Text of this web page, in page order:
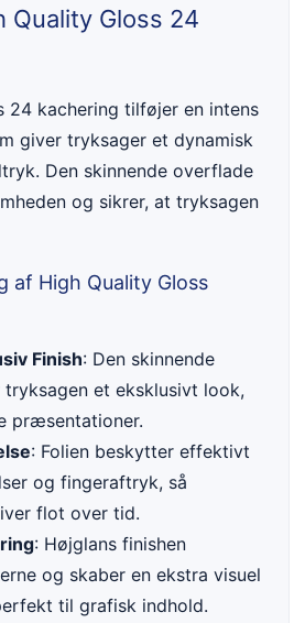
Quality Gloss 24
24 kachering tilføjer en intens
giver tryksager et dynamisk
Den skinnende overflade
og sikrer, at tryksagen
af High Quality Gloss
Finish: Den skinnende
et eksklusivt look,
præsentationer.
: Folien beskytter effektivt
og fingeraftryk, så
flot over tid.
: Højglans finishen
og skaber en ekstra visuel
til grafisk indhold.